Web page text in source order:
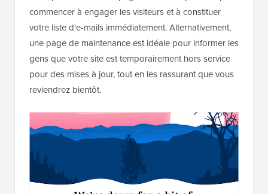
commencer à engager les visiteurs et à constituer
votre liste d'e-mails immédiatement. Alternativement,
une page de maintenance est idéale pour informer les
gens que votre site est temporairement hors service
pour des mises à jour, tout en les rassurant que vous
reviendrez bientôt.